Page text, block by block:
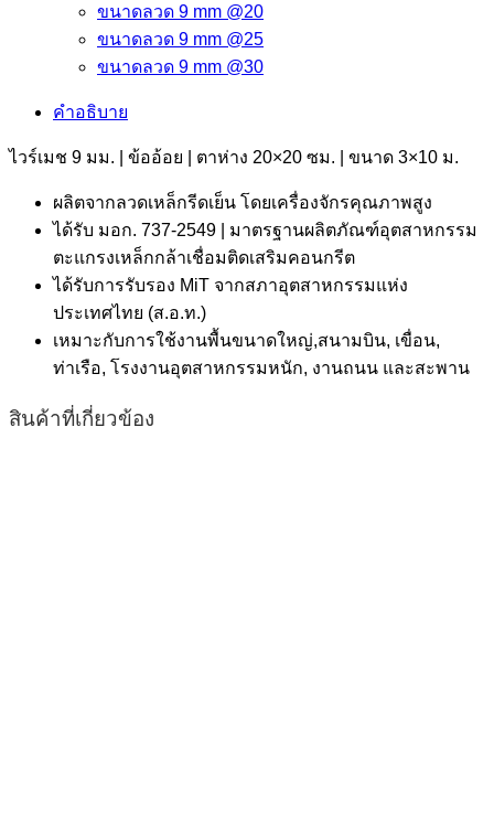
ขนาดลวด 9 mm @20
ขนาดลวด 9 mm @25
ขนาดลวด 9 mm @30
คำอธิบาย
ไวร์เมช 9 มม. | ข้ออ้อย | ตาห่าง 20×20 ซม. | ขนาด 3×10 ม.
ผลิตจากลวดเหล็กรีดเย็น โดยเครื่องจักรคุณภาพสูง
ได้รับ มอก. 737-2549 | มาตรฐานผลิตภัณฑ์อุตสาหกรรม
ตะแกรงเหล็กกล้าเชื่อมติดเสริมคอนกรีต
ได้รับการรับรอง MiT จากสภาอุตสาหกรรมแห่ง
ประเทศไทย (ส.อ.ท.)
เหมาะกับการใช้งานพื้นขนาดใหญ่,สนามบิน, เขื่อน,
ท่าเรือ, โรงงานอุตสาหกรรมหนัก, งานถนน และสะพาน
สินค้าที่เกี่ยวข้อง